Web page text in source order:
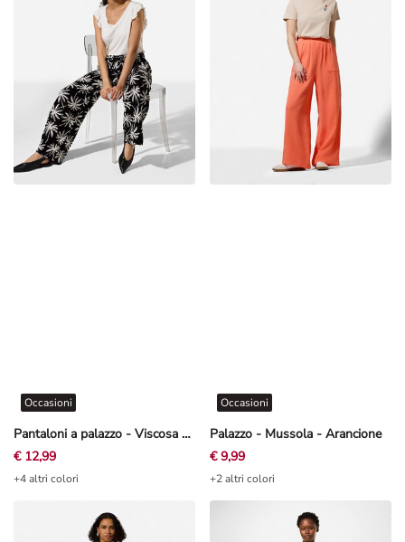
Pantaloni a palazzo - Viscosa - Nero
Occasioni
€ 12,99
+4 altri colori
Palazzo - Mussola - Arancione
Occasioni
€ 9,99
+2 altri colori